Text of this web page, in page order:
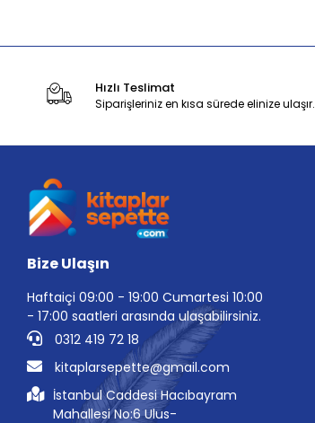
Hızlı Teslimat
Siparişleriniz en kısa sürede elinize ulaşır.
Bize Ulaşın
Haftaiçi 09:00 - 19:00 Cumartesi 10:00
- 17:00 saatleri arasında ulaşabilirsiniz.
0312 419 72 18
kitaplarsepette@gmail.com
İstanbul Caddesi Hacıbayram
Mahallesi No:6 Ulus-